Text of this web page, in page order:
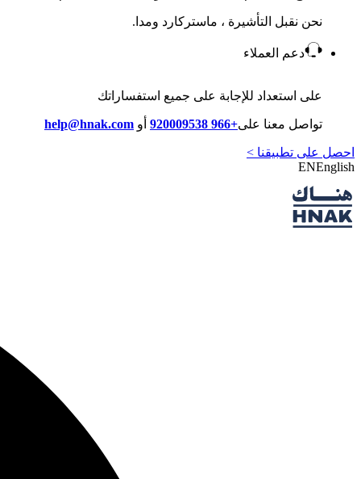
نحن نقبل التأشيرة ، ماستركارد ومدا.
دعم العملاء
على استعداد للإجابة على جميع استفساراتك
تواصل معنا على+966 920009538 أو help@hnak.com
احصل على تطبيقنا >
ENEnglish